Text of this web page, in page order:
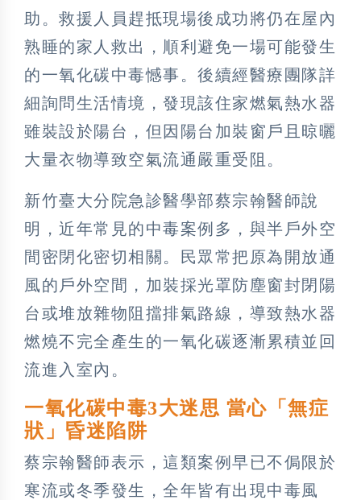
助。救援人員趕抵現場後成功將仍在屋內
熟睡的家人救出，順利避免一場可能發生
的一氧化碳中毒憾事。後續經醫療團隊詳
細詢問生活情境，發現該住家燃氣熱水器
雖裝設於陽台，但因陽台加裝窗戶且晾曬
大量衣物導致空氣流通嚴重受阻。
新竹臺大分院急診醫學部蔡宗翰醫師說
明，近年常見的中毒案例多，與半戶外空
間密閉化密切相關。民眾常把原為開放通
風的戶外空間，加裝採光罩防塵窗封閉陽
台或堆放雜物阻擋排氣路線，導致熱水器
燃燒不完全產生的一氧化碳逐漸累積並回
流進入室內。
一氧化碳中毒3大迷思 當心「無症
狀」昏迷陷阱
蔡宗翰醫師表示，這類案例早已不侷限於
寒流或冬季發生，全年皆有出現中毒風